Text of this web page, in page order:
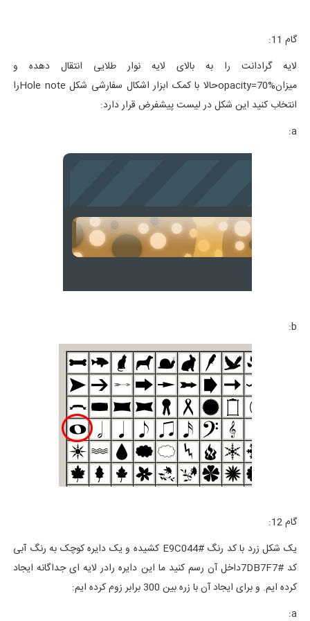
گام 11:
لایه گرادانت را به بالای لایه نوار طلایی انتقال دهده و
میزانopacity=70%حالا با کمک ابزار اشکال سفارشی شکل Hole noteرا
انتخاب کنید این شکل در لیست پیشفرض قرار دارد:
a:
b:
گام 12:
یک شکل زرد با کد رنگ E9C044# کشیده و یک دایره کوچک به رنگ آبی
کد 7DB7F7#داخل آن رسم کنید ما این دایره رادر لایه ای جداگانه ایجاد
کرده ایم. و برای ایجاد آن با زره بین 300 برابر زوم کرده ایم:
a: